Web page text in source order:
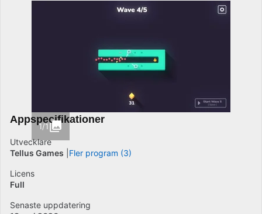
1/1
Appspecifikationer
Utvecklare
Tellus Games
Fler program (3)
Licens
Full
Senaste uppdatering